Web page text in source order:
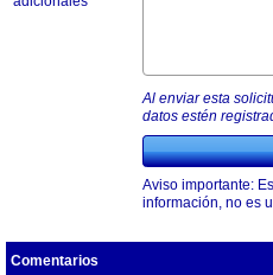
Al enviar esta
datos estén
Aviso importante:
información, no es
Comentarios